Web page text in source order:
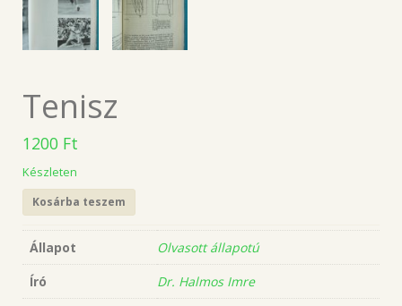
Tenisz
1200 Ft
Készleten
Kosárba teszem
Állapot
Olvasott állapotú
Író
Dr. Halmos Imre